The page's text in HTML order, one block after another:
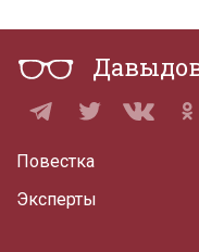
Повестка
Эксперты